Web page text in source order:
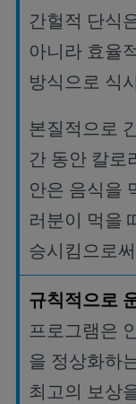
간헐적 단식
아니라 효율
방식으로 식
본질적으로
간 동안 칼로
안은 음식을
러분이 먹을
승시킴으로
규칙적으로
프로그램은
을 정상화하
최고의 보상